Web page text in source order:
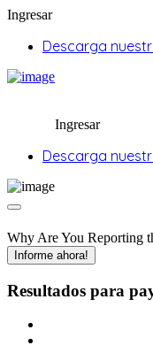
Ingresar
Descarga
Ingresar
Descarga
Why Are You Reporting
Informe ahora!
Resultados para